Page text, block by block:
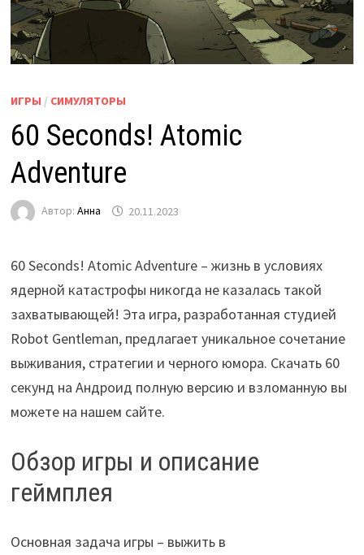
ИГРЫ / СИМУЛЯТОРЫ
60 Seconds! Atomic
Adventure
Автор: Анна 20.11.2023
60 Seconds! Atomic Adventure – жизнь в условиях
ядерной катастрофы никогда не казалась такой
захватывающей! Эта игра, разработанная студией
Robot Gentleman, предлагает уникальное сочетание
выживания, стратегии и черного юмора. Скачать 60
секунд на Андроид полную версию и взломанную вы
можете на нашем сайте.
Обзор игры и описание
геймплея
Основная задача игры – выжить в